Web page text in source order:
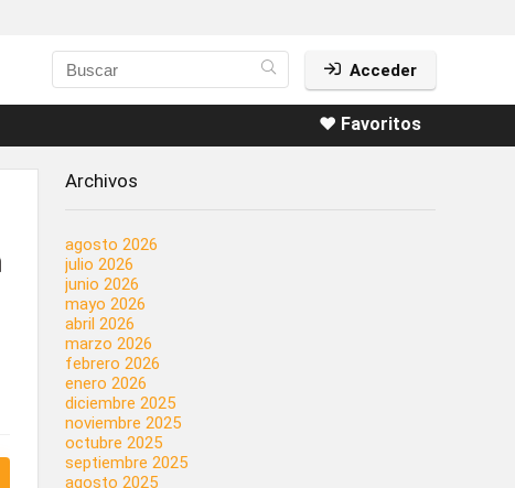
Acceder
❤️ Favoritos
Archivos
agosto 2026
julio 2026
junio 2026
mayo 2026
abril 2026
marzo 2026
febrero 2026
enero 2026
diciembre 2025
noviembre 2025
octubre 2025
septiembre 2025
agosto 2025